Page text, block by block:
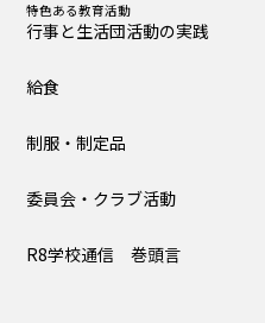
大泉小の自然便り
特色ある教育活動
行事と生活団活動の実践
給食
制服・制定品
委員会・クラブ活動
R8学校通信 巻頭言